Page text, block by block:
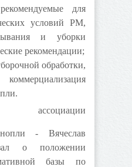
для
условий РМ,
и уборки
рекомендации;
обработки,
ассоциации
- Вячеслав
о положении
базы по